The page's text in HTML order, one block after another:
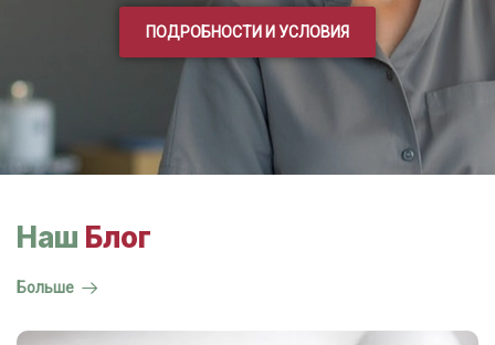
ПОДРОБНОСТИ И УСЛОВИЯ
Наш Блог
Больше